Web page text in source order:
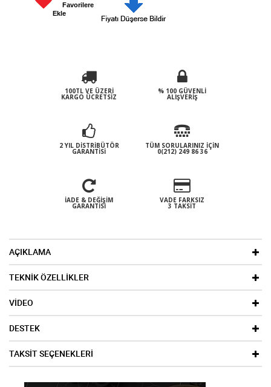
Favorilere
Ekle
100TL VE ÜZERI
KARGO ÜCRETSIZ
% 100 GÜVENLI
ALIŞVERIŞ
2 YIL DISTRIBÜTÖR
GARANTISI
TÜM SORULARINIZ İÇIN
0(212) 249 86 36
İADE & DEĞIŞIM
GARANTISI
VADE FARKSIZ
3 TAKSIT
AÇIKLAMA
TEKNİK ÖZELLİKLER
VİDEO
DESTEK
TAKSİT SEÇENEKLERİ